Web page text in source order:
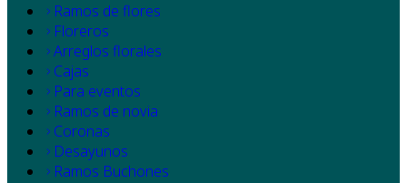
Ramos de flores
Floreros
Arreglos florales
Cajas
Para eventos
Ramos de novia
Coronas
Desayunos
Ramos Buchones